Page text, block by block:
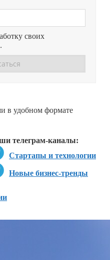
своих
в удобном формате
телеграм-каналы:
Стартапы и технологии
Новые бизнес-тренды